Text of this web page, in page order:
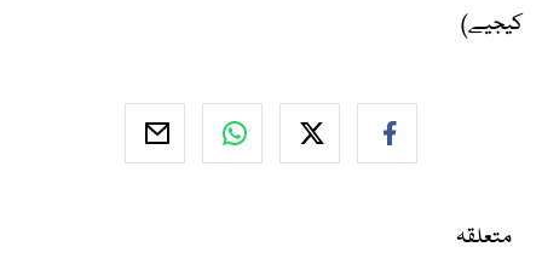
کیجیے)
متعلقہ